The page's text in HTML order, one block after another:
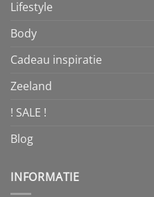
Lifestyle
Body
Cadeau inspiratie
Zeeland
! SALE !
Blog
INFORMATIE